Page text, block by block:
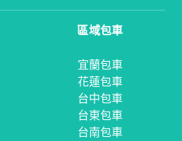
區域包車
宜蘭包車
花蓮包車
台中包車
台東包車
台南包車